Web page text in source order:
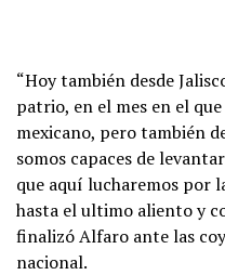
“Hoy también desde
patrio, en el mes en el
mexicano, pero también
somos capaces de
que aquí lucharemos por
hasta el ultimo aliento y
finalizó Alfaro ante las
nacional.